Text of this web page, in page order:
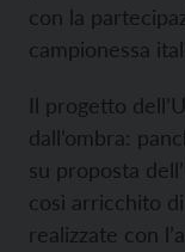
con la
campionessa
Il progetto
dall’ombra:
su proposta dell’
così arricchito
realizzate con